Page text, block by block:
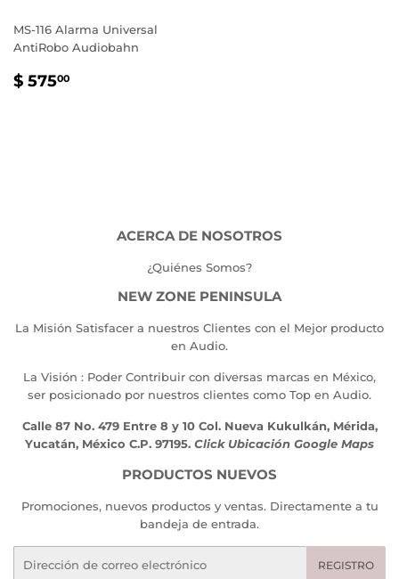
MS-116 Alarma Universal
AntiRobo Audiobahn
PRECIO
$ 57500
ACERCA DE NOSOTROS
¿Quiénes Somos?
NEW ZONE PENINSULA
La Misión Satisfacer a nuestros Clientes con el Mejor producto
en Audio.
La Visión : Poder Contribuir con diversas marcas en México,
ser posicionado por nuestros clientes como Top en Audio.
Calle 87 No. 479 Entre 8 y 10 Col. Nueva Kukulkán, Mérida,
Yucatán, México C.P. 97195. Click Ubicación Google Maps
PRODUCTOS NUEVOS
Promociones, nuevos productos y ventas. Directamente a tu
bandeja de entrada.
REGISTRO